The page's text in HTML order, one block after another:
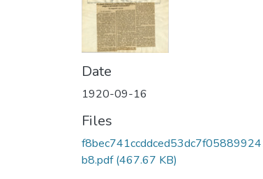
Date
1920-09-16
Files
b8.pdf(467.67 KB)